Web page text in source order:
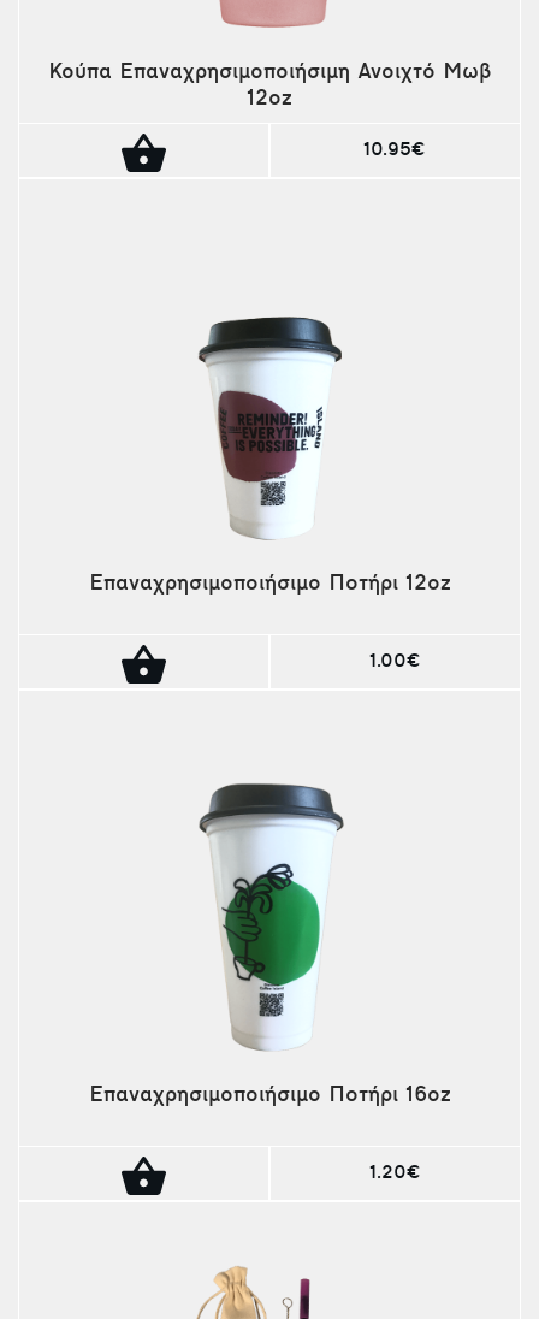
Κούπα Επαναχρησιμοποιήσιμη Ανοιχτό Μωβ
12oz
10.95€
Επαναχρησιμοποιήσιμο Ποτήρι 12oz
1.00€
Επαναχρησιμοποιήσιμο Ποτήρι 16oz
1.20€